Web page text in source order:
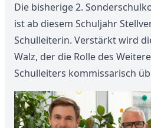
Die bisherige 2.
ist ab diesem Schuljahr
Schulleiterin. Verstärkt wird
Walz, der die Rolle des
Schulleiters kommissarisch